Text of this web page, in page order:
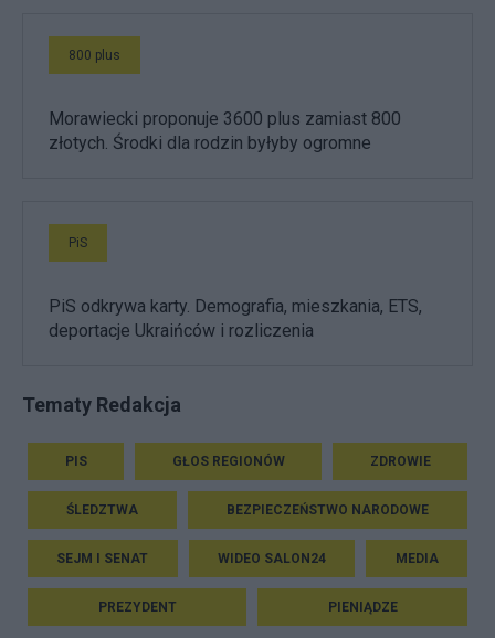
800 plus
Morawiecki proponuje 3600 plus zamiast 800
złotych. Środki dla rodzin byłyby ogromne
PiS
PiS odkrywa karty. Demografia, mieszkania, ETS,
deportacje Ukraińców i rozliczenia
Tematy Redakcja
PIS GŁOS REGIONÓW ZDROWIE
ŚLEDZTWA BEZPIECZEŃSTWO NARODOWE
SEJM I SENAT WIDEO SALON24 MEDIA
PREZYDENT PIENIĄDZE